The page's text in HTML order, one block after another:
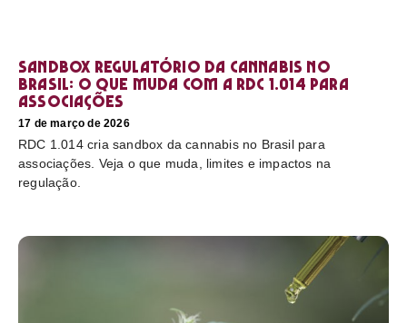
Sandbox regulatório da cannabis no
Brasil: o que muda com a RDC 1.014 para
associações
17 de março de 2026
RDC 1.014 cria sandbox da cannabis no Brasil para
associações. Veja o que muda, limites e impactos na
regulação.